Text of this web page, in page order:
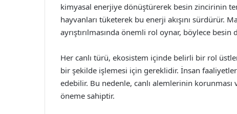
kimyasal enerjiye dönüştürerek besin zincirinin
hayvanları tüketerek bu enerji akışını sürdürür.
ayrıştırılmasında önemli rol oynar, böylece besin
Her canlı türü, ekosistem içinde belirli bir rol
bir şekilde işlemesi için gereklidir. İnsan
edebilir. Bu nedenle, canlı alemlerinin
öneme sahiptir.